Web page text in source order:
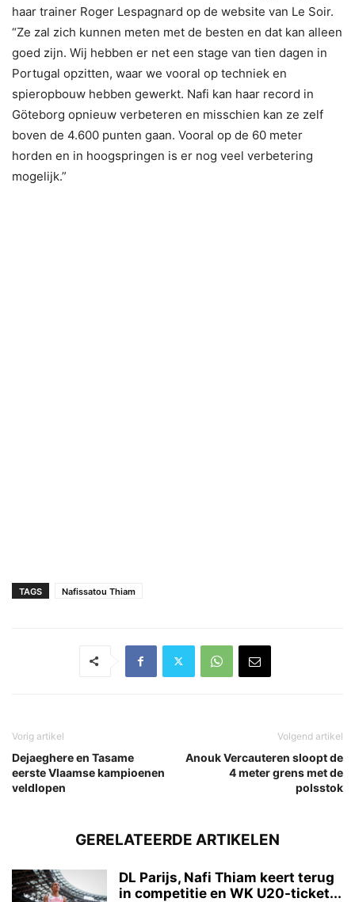
haar trainer Roger Lespagnard op de website van Le Soir.
“Ze zal zich kunnen meten met de besten en dat kan alleen
goed zijn. Wij hebben er net een stage van tien dagen in
Portugal opzitten, waar we vooral op techniek en
spieropbouw hebben gewerkt. Nafi kan haar record in
Göteborg opnieuw verbeteren en misschien kan ze zelf
boven de 4.600 punten gaan. Vooral op de 60 meter
horden en in hoogspringen is er nog veel verbetering
mogelijk.”
TAGS Nafissatou Thiam
Vorig artikel
Dejaeghere en Tasame
eerste Vlaamse kampioenen
veldlopen
Volgend artikel
Anouk Vercauteren sloopt de
4 meter grens met de
polsstok
GERELATEERDE ARTIKELEN
DL Parijs, Nafi Thiam keert terug
in competitie en WK U20-ticket...